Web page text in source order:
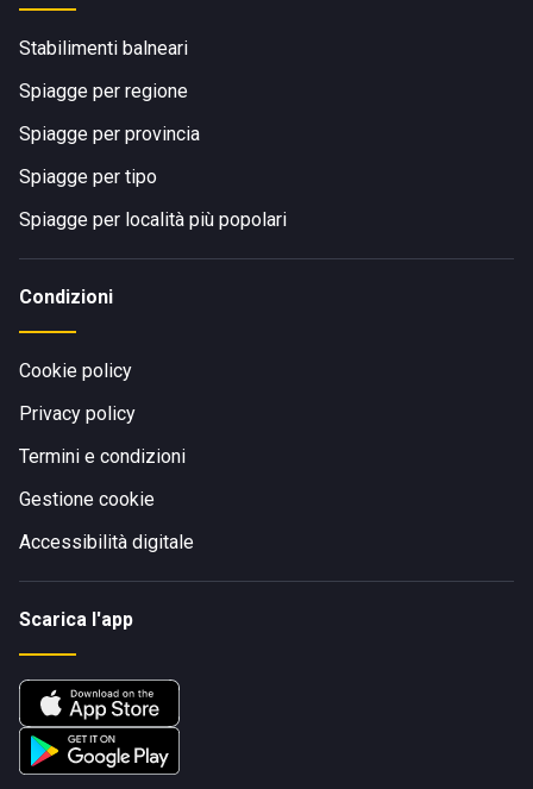
Stabilimenti balneari
Spiagge per regione
Spiagge per provincia
Spiagge per tipo
Spiagge per località più popolari
Condizioni
Cookie policy
Privacy policy
Termini e condizioni
Gestione cookie
Accessibilità digitale
Scarica l'app